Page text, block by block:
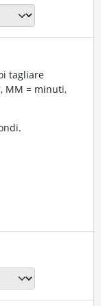
tagliare
MM = minuti,